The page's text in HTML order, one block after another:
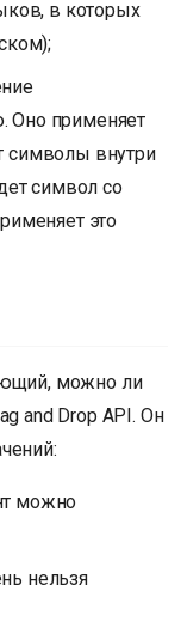
в которых
Оно применяет
символы внутри
символ со
это
можно ли
and Drop API. Он
можно
нельзя